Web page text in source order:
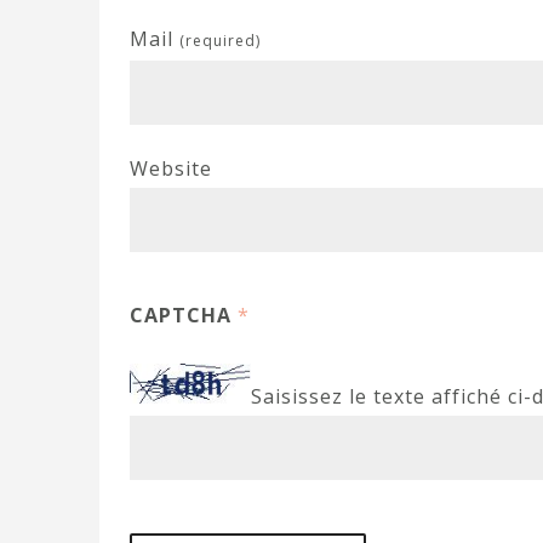
Mail (required)
Website
CAPTCHA *
Saisissez le texte affiché ci-